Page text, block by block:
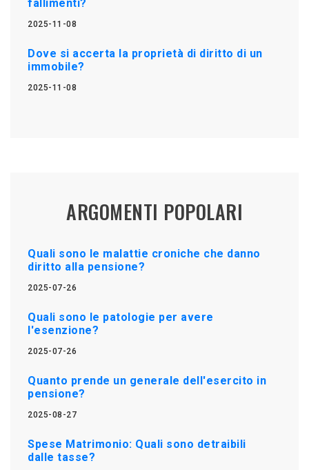
fallimenti?
2025-11-08
Dove si accerta la proprietà di diritto di un
immobile?
2025-11-08
ARGOMENTI POPOLARI
Quali sono le malattie croniche che danno
diritto alla pensione?
2025-07-26
Quali sono le patologie per avere
l'esenzione?
2025-07-26
Quanto prende un generale dell'esercito in
pensione?
2025-08-27
Spese Matrimonio: Quali sono detraibili
dalle tasse?